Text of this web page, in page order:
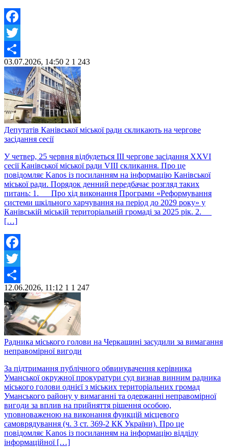
Facebook
Twitter
Share
03.07.2026, 14:50 2 1 243
Депутатів Канівської міської ради скликають на чергове
засідання сесії
У четвер, 25 червня відбудеться ІІІ чергове засідання ХХVІ
сесії Канівської міської ради VІІІ скликання. Про це
повідомляє Kanos із посиланням на інформацію Канівської
міської ради. Порядок денний передбачає розгляд таких
питань: 1. Про хід виконання Програми «Реформування
системи шкільного харчування на період до 2029 року» у
Канівській міській територіальній громаді за 2025 рік. 2.
[…]
Facebook
Twitter
Share
12.06.2026, 11:12 1 1 247
Радника міського голови на Черкащині засудили за вимагання
неправомірної вигоди
За підтримання публічного обвинувачення керівника
Уманської окружної прокуратури суд визнав винним радника
міського голови однієї з міських територіальних громад
Уманського району у вимаганні та одержанні неправомірної
вигоди за вплив на прийняття рішення особою,
уповноваженою на виконання функцій місцевого
самоврядування (ч. 3 ст. 369-2 КК України). Про це
повідомляє Kanos із посиланням на інформацію відділу
інформаційної […]